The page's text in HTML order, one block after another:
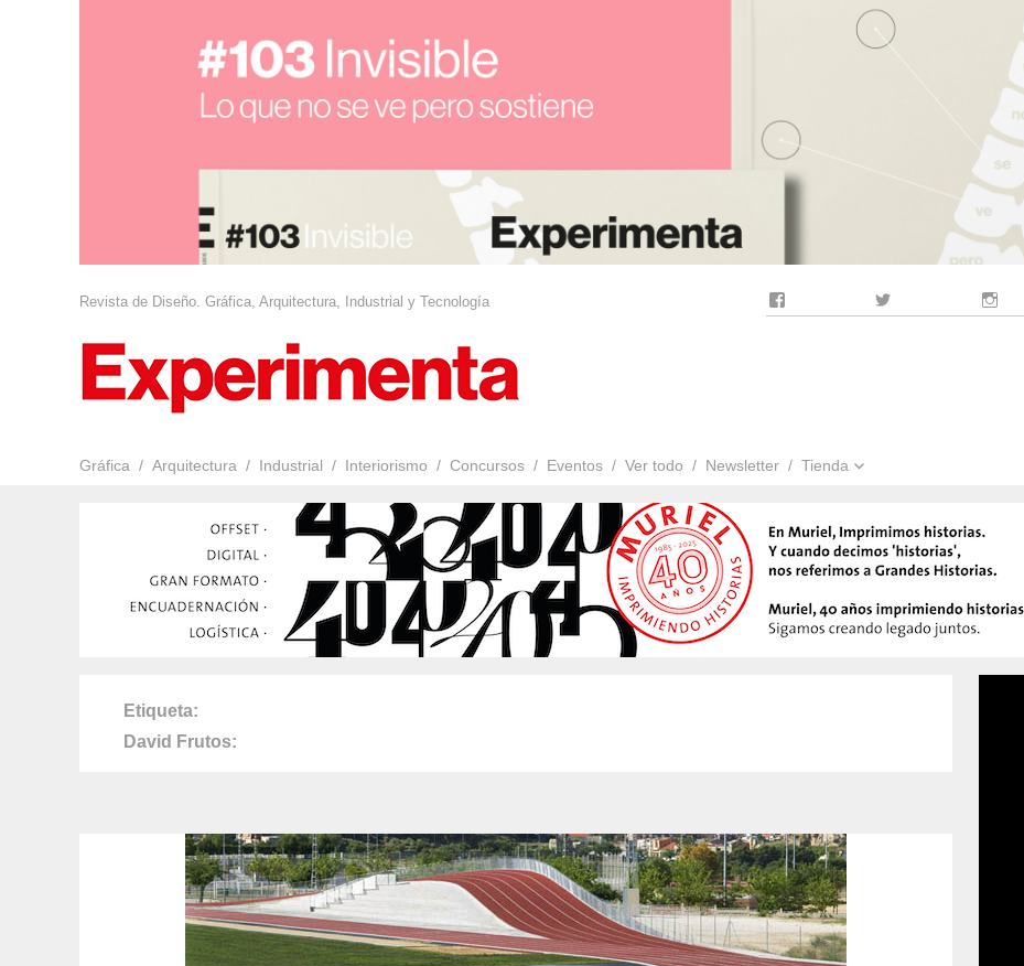
Revista de Diseño. Gráfica, Arquitectura, Industrial y Tecnología
Gráfica Arquitectura Industrial Interiorismo Concursos Eventos Ver todo Newsletter Tienda
Etiqueta
David Frutos